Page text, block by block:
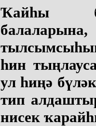
Ҡайһы
һин
ул һиңә
тип
нисек